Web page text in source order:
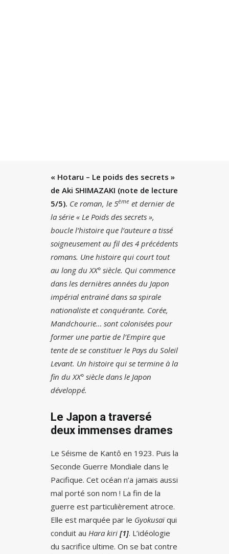
« Hotaru – Le poids des secrets »
de Aki SHIMAZAKI (note de lecture
5/5). Ce roman, le 5ème et dernier de
la série « Le Poids des secrets »,
boucle l’histoire que l’auteure a tissé
soigneusement au fil des 4 précédents
romans. Une histoire qui court tout
au long du XX° siècle. Qui commence
dans les dernières années du Japon
impérial entrainé dans sa spirale
nationaliste et conquérante. Corée,
Mandchourie… sont colonisées pour
former une partie de l’Empire que
tente de se constituer le Pays du Soleil
Levant. Un histoire qui se termine à la
fin du XX° siècle dans le Japon
développé.
Le Japon a traversé
deux immenses drames
Le Séisme de Kantô en 1923. Puis la
Seconde Guerre Mondiale dans le
Pacifique. Cet océan n’a jamais aussi
mal porté son nom ! La fin de la
guerre est particulièrement atroce.
Elle est marquée par le Gyokusaïqui
conduit au Hara kiri [1]. L’idéologie
du sacrifice ultime. On se bat contre